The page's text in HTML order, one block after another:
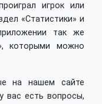
игрок или
«Статистики» и
так же
которыми можно
на нашем сайте
вас есть вопросы,